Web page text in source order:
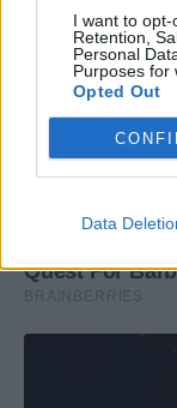
I want to opt-
Retention,
Personal
Purposes for
Opted Out
Data